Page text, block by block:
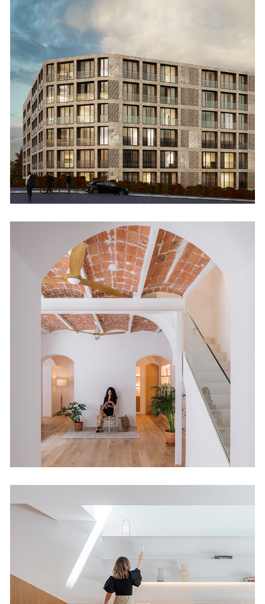
VPO El Alisal
Concursos
Casa Cientoonce
Viviendas
Casa Nogal